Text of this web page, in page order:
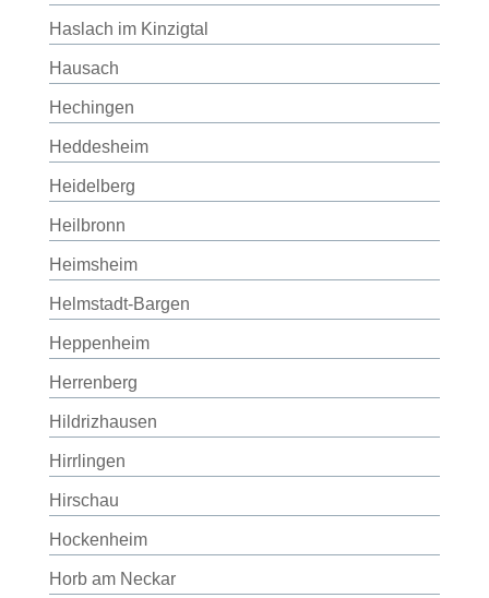
Haslach im Kinzigtal
Hausach
Hechingen
Heddesheim
Heidelberg
Heilbronn
Heimsheim
Helmstadt-Bargen
Heppenheim
Herrenberg
Hildrizhausen
Hirrlingen
Hirschau
Hockenheim
Horb am Neckar